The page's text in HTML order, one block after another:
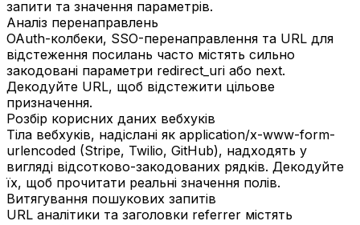
запити та значення параметрів.
Аналіз перенаправлень
OAuth-колбеки, SSO-перенаправлення та URL для
відстеження посилань часто містять сильно
закодовані параметри redirect_uri або next.
Декодуйте URL, щоб відстежити цільове
призначення.
Розбір корисних даних вебхуків
Тіла вебхуків, надіслані як application/x-www-form-
urlencoded (Stripe, Twilio, GitHub), надходять у
вигляді відсотково-закодованих рядків. Декодуйте
їх, щоб прочитати реальні значення полів.
Витягування пошукових запитів
URL аналітики та заголовки referrer містять